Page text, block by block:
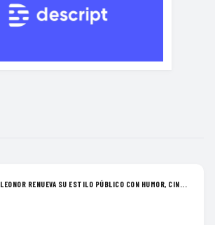
LEONOR RENUEVA SU ESTILO PÚBLICO CON HUMOR, CIN...